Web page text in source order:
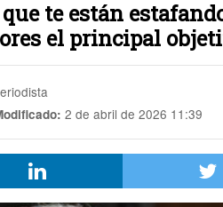
te están
el principal
2 de abril de 2026 11:39